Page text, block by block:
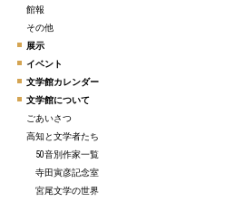
館報
その他
展示
イベント
文学館カレンダー
文学館について
ごあいさつ
高知と文学者たち
50音別作家一覧
寺田寅彦記念室
宮尾文学の世界